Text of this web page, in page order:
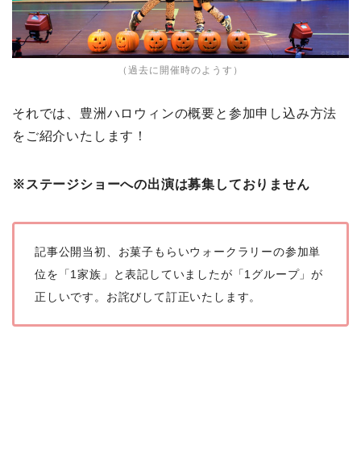
（過去に開催時のようす）
それでは、豊洲ハロウィンの概要と参加申し込み方法
をご紹介いたします！
※ステージショーへの出演は募集しておりません
記事公開当初、お菓子もらいウォークラリーの参加単
位を「1家族」と表記していましたが「1グループ」が
正しいです。お詫びして訂正いたします。